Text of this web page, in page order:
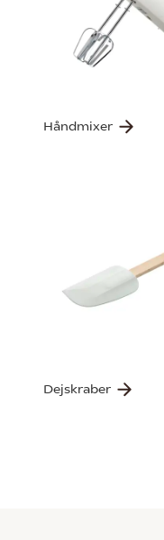
Håndmixer
Dejskraber